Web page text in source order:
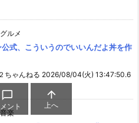
グルメ
式、こういうのでいいんだよ丼を作
ちゃんねる 2026/08/04(火) 13:47:50.6
音楽

ント

上へ